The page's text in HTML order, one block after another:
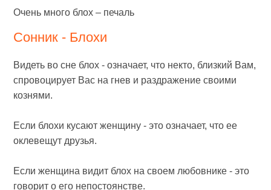
Очень много блох – печаль
Сонник - Блохи
Видеть во сне блох - означает, что некто, близкий Вам,
спровоцирует Вас на гнев и раздражение своими
кознями.
Если блохи кусают женщину - это означает, что ее
оклевещут друзья.
Если женщина видит блох на своем любовнике - это
говорит о его непостоянстве.